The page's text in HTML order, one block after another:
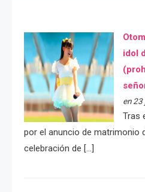
idol
en
Tras
por el anuncio de matrimonio
celebración de […]